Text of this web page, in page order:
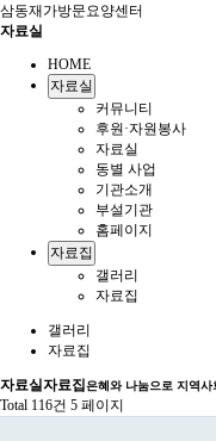
삼동재가방문요양센터
자료실
HOME
자료실
커뮤니티
후원·자원봉사
자료실
동별 사업
기관소개
부설기관
홈페이지
자료집
갤러리
자료집
갤러리
자료집
자료실자료집은혜와 나눔으로 지역
Total 116건 5 페이지